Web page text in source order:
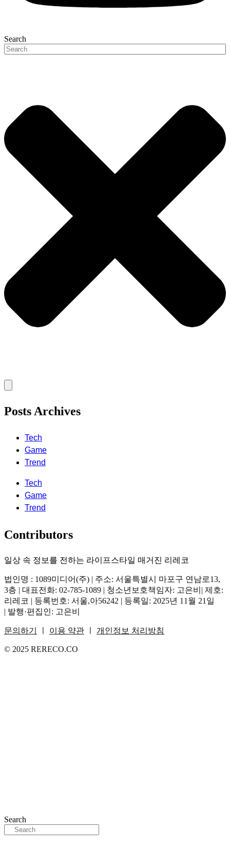
Search
Posts Archives
Tech
Game
Trend
Tech
Game
Trend
Contributors
일상 속 정보를 전하는 라이프스타일 매거진 리레코
법인명 : 1089미디어(주) | 주소: 서울특별시 마포구 연남로13,
3층 | 대표전화: 02-785-1089 | 청소년보호책임자: 고은비| 제호:
리레코 | 등록번호: 서울,아56242 | 등록일: 2025년 11월 21일
| 발행·편집인: 고은비
문의하기 이용 약관 개인정보 처리방침
© 2025 RERECO.CO
Search